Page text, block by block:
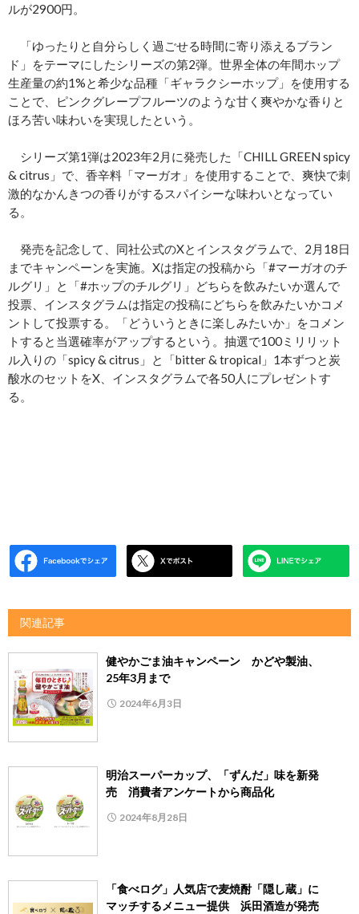
ルが2900円。
「ゆったりと自分らしく過ごせる時間に寄り添えるブラン
ド」をテーマにしたシリーズの第2弾。世界全体の年間ホップ
生産量の約1%と希少な品種「ギャラクシーホップ」を使用する
ことで、ピンクグレープフルーツのような甘く爽やかな香りと
ほろ苦い味わいを実現したという。
シリーズ第1弾は2023年2月に発売した「CHILL GREEN spicy
& citrus」で、香辛料「マーガオ」を使用することで、爽快で刺
激的なかんきつの香りがするスパイシーな味わいとなってい
る。
発売を記念して、同社公式のXとインスタグラムで、2月18日
までキャンペーンを実施。Xは指定の投稿から「#マーガオのチ
ルグリ」と「#ホップのチルグリ」どちらを飲みたいか選んで
投票、インスタグラムは指定の投稿にどちらを飲みたいかコメ
ントして投票する。「どういうときに楽しみたいか」をコメン
トすると当選確率がアップするという。抽選で100ミリリット
ル入りの「spicy & citrus」と「bitter & tropical」1本ずつと炭
酸水のセットをX、インスタグラムで各50人にプレゼントす
る。
関連記事
健やかごま油キャンペーン かどや製油、
25年3月まで
2024年6月3日
明治スーパーカップ、「ずんだ」味を新発
売 消費者アンケートから商品化
2024年8月28日
「食べログ」人気店で麦焼酎「隠し蔵」に
マッチするメニュー提供 浜田酒造が発売